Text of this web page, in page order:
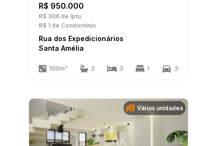
R$ 950.000
R$ 306 de Iptu
R$ 1 de Condomínio
Rua dos Expedicionários
Santa Amélia
100m² 2 3 1 3
Várias unidades